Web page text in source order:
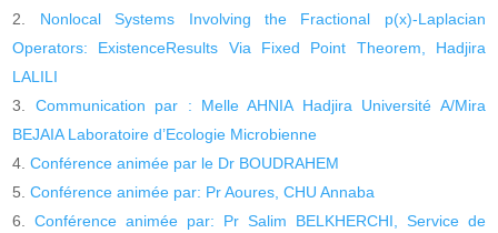
Nonlocal Systems Involving the Fractional p(x)-Laplacian
Operators: ExistenceResults Via Fixed Point Theorem, Hadjira
LALILI
Communication par : Melle AHNIA Hadjira Université A/Mira
BEJAIA Laboratoire d’Ecologie Microbienne
Conférence animée par le Dr BOUDRAHEM
Conférence animée par: Pr Aoures, CHU Annaba
Conférence animée par: Pr Salim BELKHERCHI, Service de